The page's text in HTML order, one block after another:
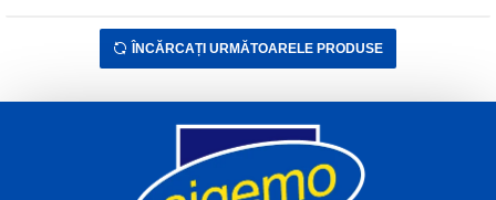
ÎNCĂRCAȚI URMĂTOARELE PRODUSE